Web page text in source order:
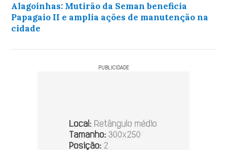
Alagoinhas: Mutirão da Seman beneficia
Papagaio II e amplia ações de manutenção na
cidade
PUBLICIDADE